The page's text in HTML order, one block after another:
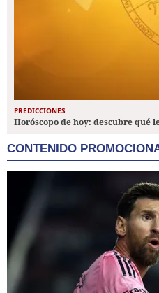
PREDICCIONES
Horóscopo de hoy: descubre qué
CONTENIDO